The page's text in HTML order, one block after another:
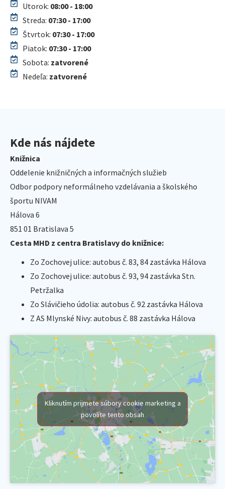
Utorok: 08:00 - 18:00
Streda: 07:30 - 17:00
Štvrtok: 07:30 - 17:00
Piatok: 07:30 - 17:00
Sobota: zatvorené
Nedeľa: zatvorené
Kde nás nájdete
Knižnica
Oddelenie knižničných a informačných služieb
Odbor podpory neformálneho vzdelávania a školského
športu NIVAM
Hálova 6
851 01 Bratislava 5
Cesta MHD z centra Bratislavy do knižnice:
Zo Zochovej ulice: autobus č. 83, 84 zastávka Hálova
Zo Zochovej ulice: autobus č. 93, 94 zastávka Stn.
Petržalka
Zo Slávičieho údolia: autobus č. 92 zastávka Hálova
Z AS Mlynské Nivy: autobus č. 88 zastávka Hálova
Kliknutím prijmete súbory cookie marketing a
povolíte tento obsah